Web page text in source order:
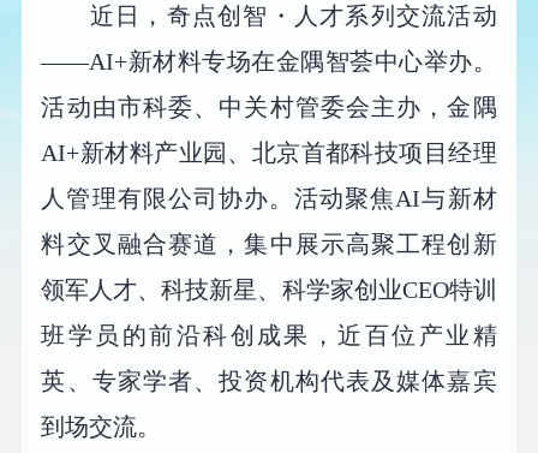
近日，奇点创智・人才系列交流活动
——AI+新材料专场在金隅智荟中心举办。
活动由市科委、中关村管委会主办，金隅
AI+新材料产业园、北京首都科技项目经理
人管理有限公司协办。活动聚焦AI与新材
料交叉融合赛道，集中展示高聚工程创新
领军人才、科技新星、科学家创业CEO特训
班学员的前沿科创成果，近百位产业精
英、专家学者、投资机构代表及媒体嘉宾
到场交流。